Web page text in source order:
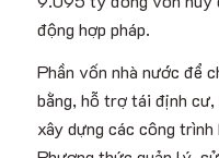
động hợp pháp.
Phần vốn nhà nước để
bằng, hỗ trợ tái định
xây dựng các công